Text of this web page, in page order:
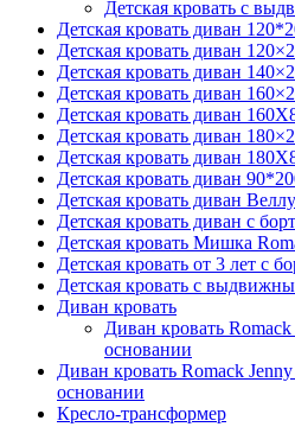
Детская кровать с
Детская кровать диван
Детская кровать диван
Детская кровать диван
Детская кровать диван
Детская кровать диван
Детская кровать диван
Детская кровать диван
Детская кровать диван
Детская кровать диван
Детская кровать диван с
Детская кровать Мишка
Детская кровать от 3 лет с
Детская кровать с
Диван кровать
Диван кровать
основании
Диван кровать Romack
основании
Кресло-трансформер